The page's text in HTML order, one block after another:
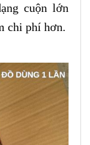
cuộn lớn
chi phí hơn.